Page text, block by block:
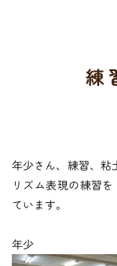
年少さん、練習、粘
リズム表現の練習
ています。
年少